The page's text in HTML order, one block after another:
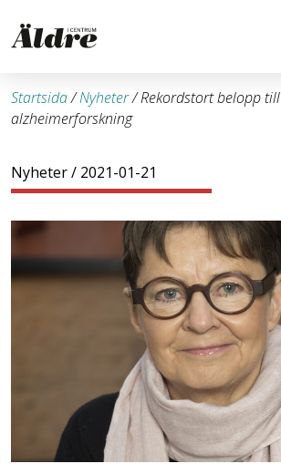
Startsida/Nyheter/Rekordstort belopp till
alzheimerforskning
Nyheter/ 2021-01-21